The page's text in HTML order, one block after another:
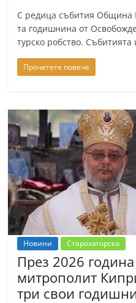
С редица събития Община
та годишнина от
турско робство.
Прочетете повече
Новини Старозагорско
През 2026
митрополит
три свои